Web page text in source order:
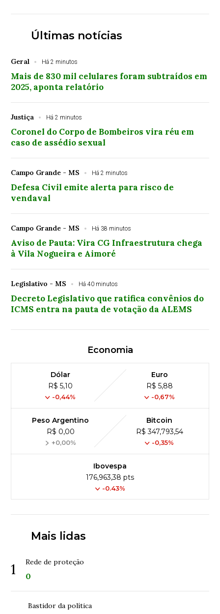
Últimas notícias
Geral Há 2 minutos
Mais de 830 mil celulares foram subtraídos em
2025, aponta relatório
Justiça Há 2 minutos
Coronel do Corpo de Bombeiros vira réu em
caso de assédio sexual
Campo Grande - MS Há 2 minutos
Defesa Civil emite alerta para risco de
vendaval
Campo Grande - MS Há 38 minutos
Aviso de Pauta: Vira CG Infraestrutura chega
à Vila Nogueira e Aimoré
Legislativo - MS Há 40 minutos
Decreto Legislativo que ratifica convênios do
ICMS entra na pauta de votação da ALEMS
Economia
Dólar
R$ 5,10
-0,44%
Euro
R$ 5,88
-0,67%
Peso Argentino
R$ 0,00
+0,00%
Bitcoin
R$ 347,793,54
-0,35%
Ibovespa
176,963,38 pts
-0.43%
Mais lidas
1 Rede de proteção
0
Bastidor da política